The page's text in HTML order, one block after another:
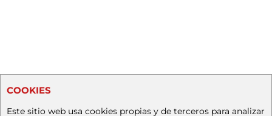
COOKIES
Este sitio web usa cookies propias y de terceros para analizar